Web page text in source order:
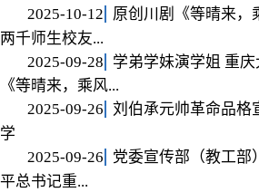
2025-10-12
原创川剧《等晴来，
两千师生校友...
2025-09-28
学弟学妹演学姐 重
《等晴来，乘风...
2025-09-26
刘伯承元帅革命品格
学
2025-09-26
党委宣传部（教工部
平总书记重...